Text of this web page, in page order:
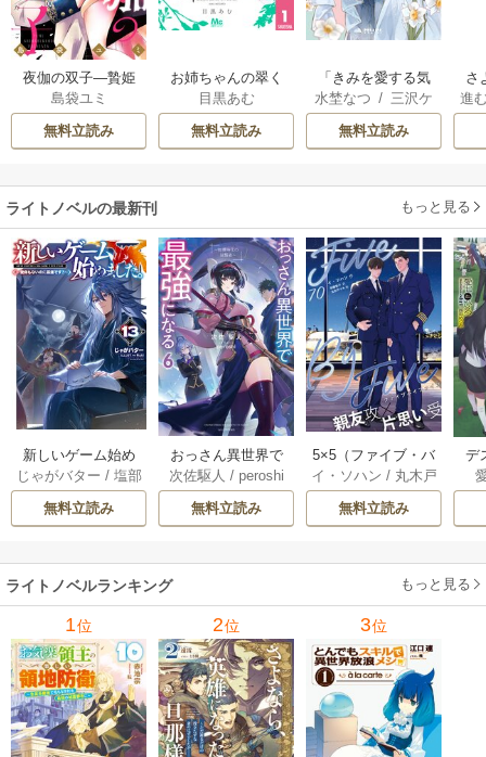
夜伽の双子―贄姫
は二人の王子に愛
される―
島袋ユミ
無料立読み
お姉ちゃんの翠く
ん
目黒あむ
無料立読み
「きみを愛する気
はない」と言った
次期公爵様がなぜ
か溺愛してきます
水埜なつ /三沢ケ
イ
無料立読み
さ
な
進
ライトノベルの最新刊 もっと見る
新しいゲーム始め
ました。～使命も
ないのに最強で
す？～ 13巻
じゃがバター / 塩部
縁
/ りりんら
無料立読み
おっさん異世界で
最強になる 6巻
次佐駆人 / peroshi
無料立読み
5×5（ファイブ・バ
イ・ファイブ）
［分冊版］ 70巻
イ・ソハン / 丸木戸
マキ / 加藤智子
無料立読み
デ
ライトノベルランキング もっと見る
1位 2位 3位